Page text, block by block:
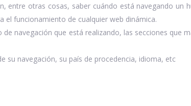
entre otras cosas, saber cuándo está navegando un
el funcionamiento de cualquier web dinámica.
navegación que está realizando, las secciones que
su navegación, su país de procedencia, idioma, etc